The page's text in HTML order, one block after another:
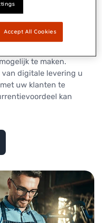
nieuwe
aan te sluiten bij de
te maken.
digitale levering u
uw klanten te
kan
Accept All Cookies